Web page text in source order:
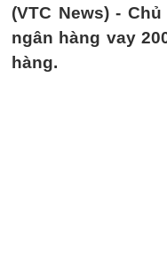
(VTC News) -
ngân hàng vay
hàng.